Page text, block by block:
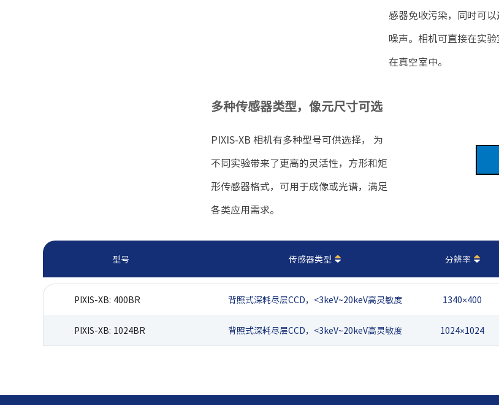
感器免收污染，同时可
噪声。相机可直接在实
在真空室中。
多种传感器类型，像元尺寸可选
PIXIS-XB 相机有多种型号可供选择， 为
不同实验带来了更高的灵活性，方形和矩
形传感器格式，可用于成像或光谱，满足
各类应用需求。
型号 传感器类型 分辨率
PIXIS-XB: 400BR 背照式深耗尽层CCD，<3keV~20keV高灵敏度 1340×400
PIXIS-XB: 1024BR 背照式深耗尽层CCD，<3keV~20keV高灵敏度 1024×1024